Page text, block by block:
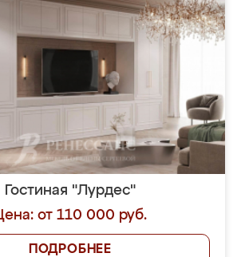
Гостиная "Лурдес"
от 110 000 руб.
ПОДРОБНЕЕ